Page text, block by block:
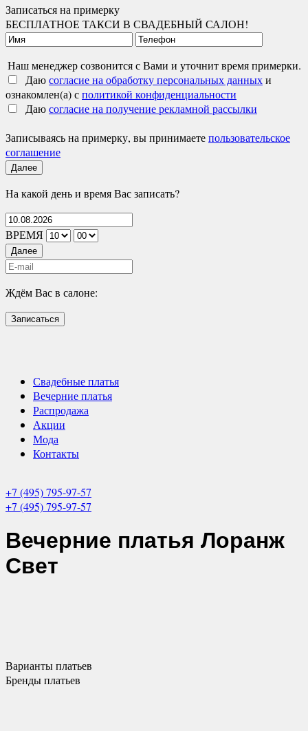
Записаться на примерку
БЕСПЛАТНОЕ ТАКСИ В СВАДЕБНЫЙ САЛОН!
Наш менеджер созвонится с Вами и уточнит время примерки.
Даюсогласие на обработку персональных данныхи
ознакомлен(а) сполитикой конфиденциальности
Даюсогласие на получение рекламной рассылки
Записываясь на примерку, вы принимаетепользовательское
соглашение
Далее
На какой день и время Вас записать?
ВРЕМЯ
Далее
Ждём Вас в салоне:
Записаться
Свадебные платья
Вечерние платья
Распродажа
Акции
Мода
Контакты
+7 (495) 795-97-57
+7 (495) 795-97-57
Вечерние платья Лоранж
Свет
Вариантыплатьев
Брендыплатьев